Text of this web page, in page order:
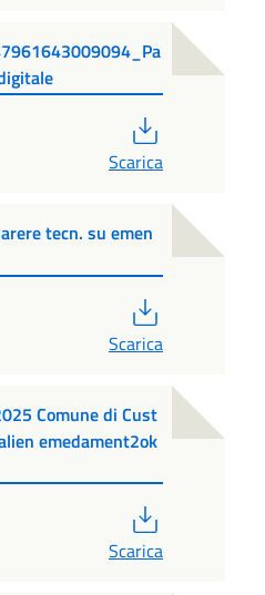
Scarica
tecn. su emen
Scarica
Comune di Cust
emedament2ok
Scarica